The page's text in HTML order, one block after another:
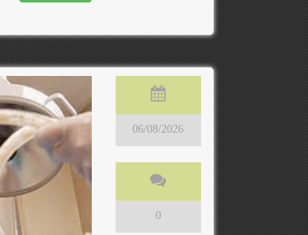
06/08/2026
0